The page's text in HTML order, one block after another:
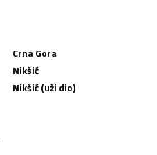
Crna Gora
Nikšić
Nikšić (uži dio)